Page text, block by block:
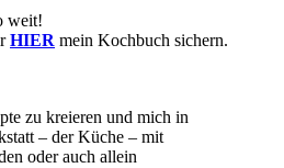
weit!
HIER mein Kochbuch sichern.
zu kreieren und mich in
– der Küche – mit
oder auch allein